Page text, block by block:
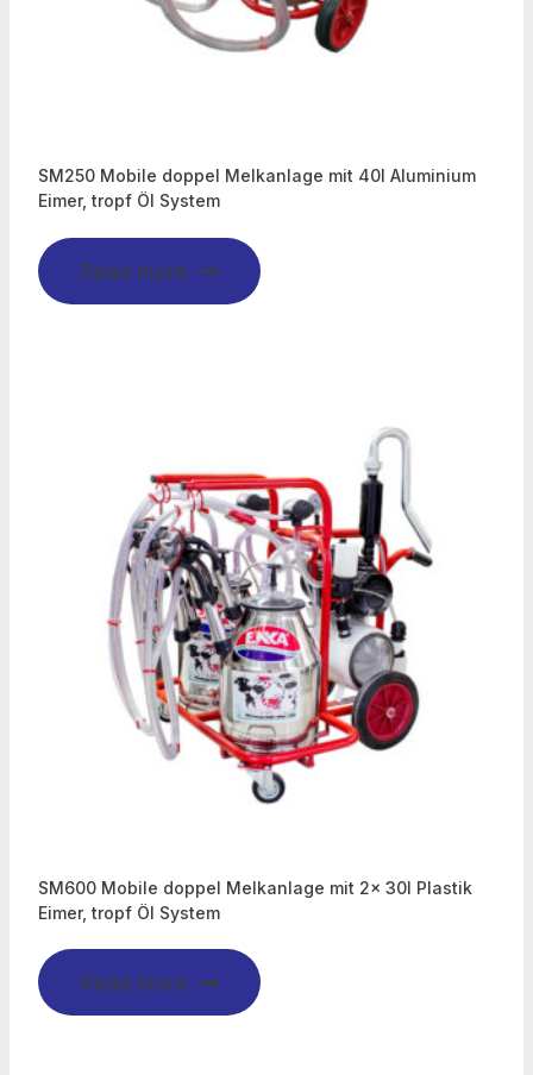
SM250 Mobile doppel Melkanlage mit 40l Aluminium
Eimer, tropf Öl System
Read more
SM600 Mobile doppel Melkanlage mit 2x 30l Plastik
Eimer, tropf Öl System
Read more